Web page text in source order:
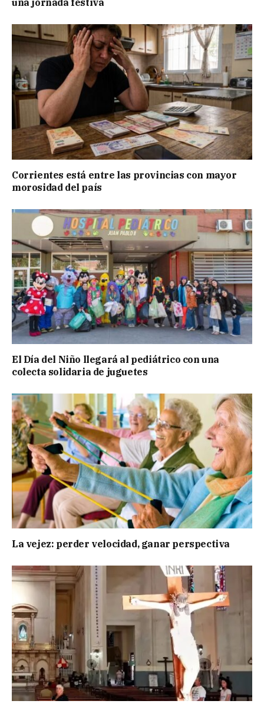
una jornada festiva
Corrientes está entre las provincias con mayor
morosidad del país
El Día del Niño llegará al pediátrico con una
colecta solidaria de juguetes
La vejez: perder velocidad, ganar perspectiva